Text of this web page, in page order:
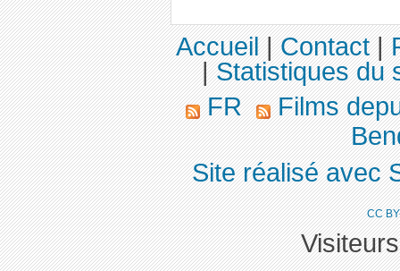
Accueil|Contact|
|Statistiques du
FR
Films
Site réalisé avec
CC